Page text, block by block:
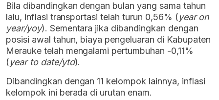
Bila dibandingkan dengan bulan yang sama tahun
lalu, inflasi transportasi telah turun 0,56% (year on
year/yoy). Sementara jika dibandingkan dengan
posisi awal tahun, biaya pengeluaran di Kabupaten
Merauke telah mengalami pertumbuhan -0,11%
(year to date/ytd).
Dibandingkan dengan 11 kelompok lainnya, inflasi
kelompok ini berada di urutan enam.